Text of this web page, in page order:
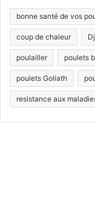
bonne santé de vos
coup de chaleur
poulailler poulets
poulets Goliath
resistance aux